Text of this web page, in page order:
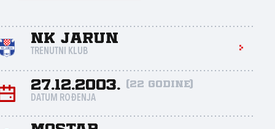
NK Jarun
TRENUTNI KLUB
27.12.2003. (22 godine)
DATUM ROĐENJA